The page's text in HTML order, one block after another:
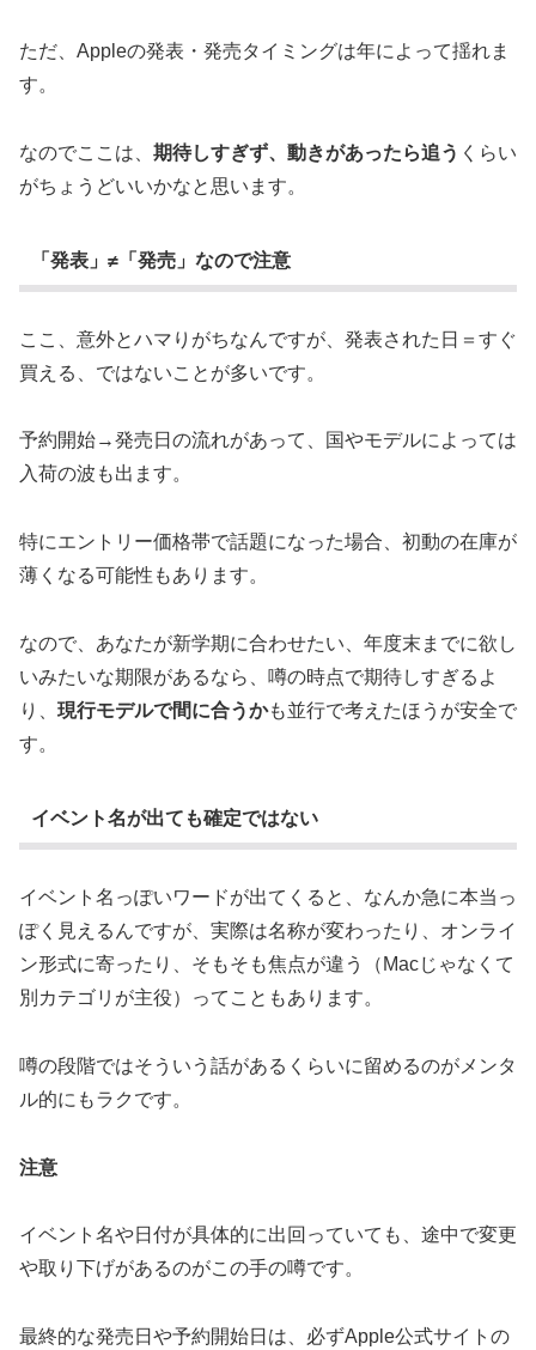
ただ、Appleの発表・発売タイミングは年によって揺れま
す。
なのでここは、 期待しすぎず、動きがあったら追う くらい
がちょうどいいかなと思います。
「発表」≠「発売」なので注意
ここ、意外とハマりがちなんですが、発表された日＝すぐ
買える、ではないことが多いです。
予約開始→発売日の流れがあって、国やモデルによっては
入荷の波も出ます。
特にエントリー価格帯で話題になった場合、初動の在庫が
薄くなる可能性もあります。
なので、あなたが新学期に合わせたい、年度末までに欲し
いみたいな期限があるなら、噂の時点で期待しすぎるよ
り、 現行モデルで間に合うかも並行で考えたほうが安全で
す。
イベント名が出ても確定ではない
イベント名っぽいワードが出てくると、なんか急に本当っ
ぽく見えるんですが、実際は名称が変わったり、オンライ
ン形式に寄ったり、そもそも焦点が違う（Macじゃなくて
別カテゴリが主役）ってこともあります。
噂の段階ではそういう話があるくらいに留めるのがメンタ
ル的にもラクです。
注意
イベント名や日付が具体的に出回っていても、途中で変更
や取り下げがあるのがこの手の噂です。
最終的な発売日や予約開始日は、必ずApple公式サイトの